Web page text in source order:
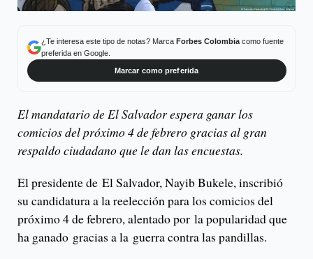
¿Te interesa este tipo de notas? Marca Forbes Colombiacomo fuente
preferida en Google.
Marcar como preferida
El mandatario de El Salvador espera ganar los
comicios del próximo 4 de febrero gracias al gran
respaldo ciudadano que le dan las encuestas.
El presidente de El Salvador, Nayib Bukele, inscribió
su candidatura a la reelección para los comicios del
próximo 4 de febrero, alentado por la popularidad que
ha ganado gracias a la guerra contra las pandillas.